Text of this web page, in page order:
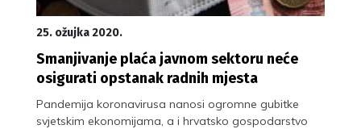
25. ožujka 2020.
Smanjivanje plaća javnom sektoru neće
osigurati opstanak radnih mjesta
Pandemija koronavirusa nanosi ogromne gubitke
svjetskim ekonomijama, a i hrvatsko gospodarstvo